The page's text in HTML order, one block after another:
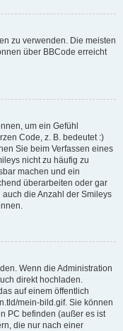
zu verwenden. Die meisten
über BBCode erreicht
um ein Gefühl
Code, z. B. bedeutet :)
Sie beim Verfassen eines
nicht zu häufig zu
machen und ein
überarbeiten oder gar
die Anzahl der Smileys
Wenn die Administration
direkt hochladen.
auf einem öffentlich
mein-bild.gif. Sie können
PC befinden (außer es ist
die nur nach einer